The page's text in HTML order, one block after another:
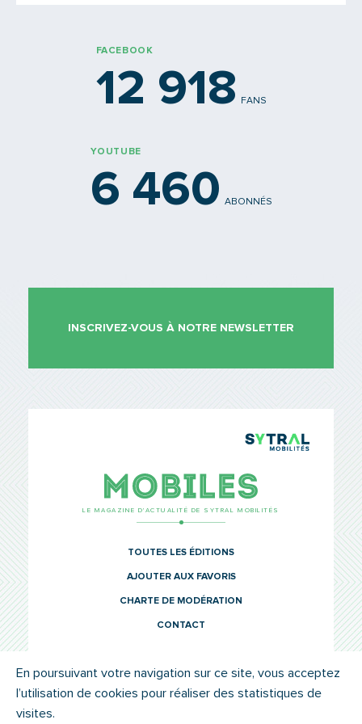
FACEBOOK
12 918 FANS
YOUTUBE
6 460 ABONNÉS
INSCRIVEZ-VOUS À NOTRE NEWSLETTER
LE MAGAZINE D’ACTUALITÉ DE SYTRAL MOBILITÉS
TOUTES LES ÉDITIONS
AJOUTER AUX FAVORIS
CHARTE DE MODÉRATION
CONTACT
© SYTRAL MOBILITÉS 2022 MENTIONS LÉGALES
En poursuivant votre navigation sur ce site, vous acceptez
l’utilisation de cookies pour réaliser des statistiques de
visites.